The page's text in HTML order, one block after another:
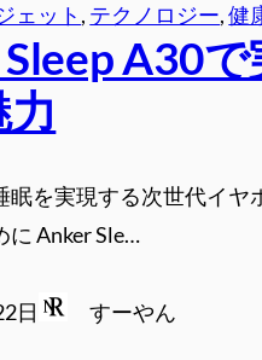
ェット , テクノロジー, 健
A30
眠を実現する次世代イヤ
に Anker Sle…
日 すーやん